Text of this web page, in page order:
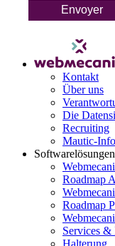
Envoyer
Kontakt
Über uns
Die
Recruiting
Mautic-
Softwarelösungen
Roadmap
Roadmap
Services &